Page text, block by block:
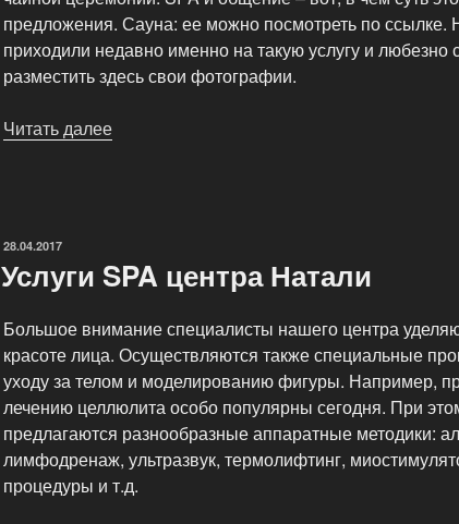
предложения. Сауна: ее можно посмотреть по ссылке.
приходили недавно именно на такую услугу и любезно
разместить здесь свои фотографии.
Читать далее
ОПУБЛИКОВАНО
28.04.2017
Услуги SPA центра Натали
Большое внимание специалисты нашего центра
красоте лица. Осуществляются также специальные
уходу за телом и моделированию фигуры. Например,
лечению целлюлита особо популярны сегодня. При
предлагаются разнообразные аппаратные методики:
лимфодренаж, ультразвук, термолифтинг,
процедуры и т.д.